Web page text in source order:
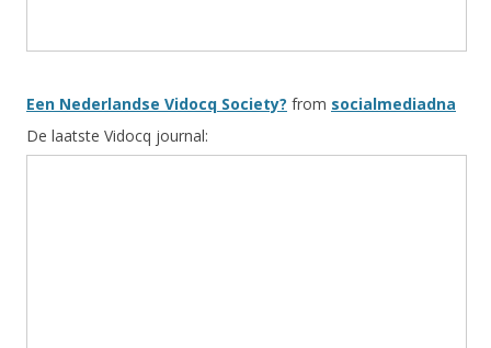
Een Nederlandse Vidocq Society? from socialmediadna
De laatste Vidocq journal: